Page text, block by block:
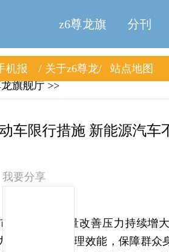
z6尊龙旗
舰厅
分刊
机报 关于z6尊龙
站点地图
旗舰厅 >>
车限行措施 新能源汽车
我要分享
环境空气质量改善压力持续增
，提升城市管理效能，保障群众